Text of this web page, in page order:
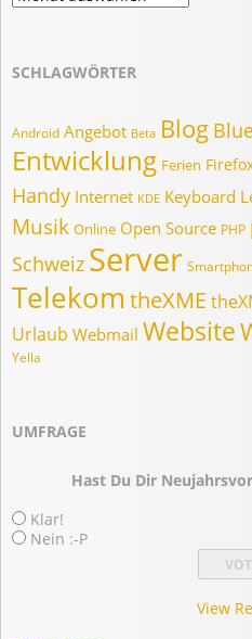
im
SCHLAGWÖRTER
Android Angebot Beta Blog
Entwicklung Ferien
Handy Internet KDE Keyboard
Musik Online Open Source PHP
Schweiz Server
Telekom theXME
Urlaub Webmail Website
Yella
UMFRAGE
Hast Du Dir
Klar!
Nein :-P
View